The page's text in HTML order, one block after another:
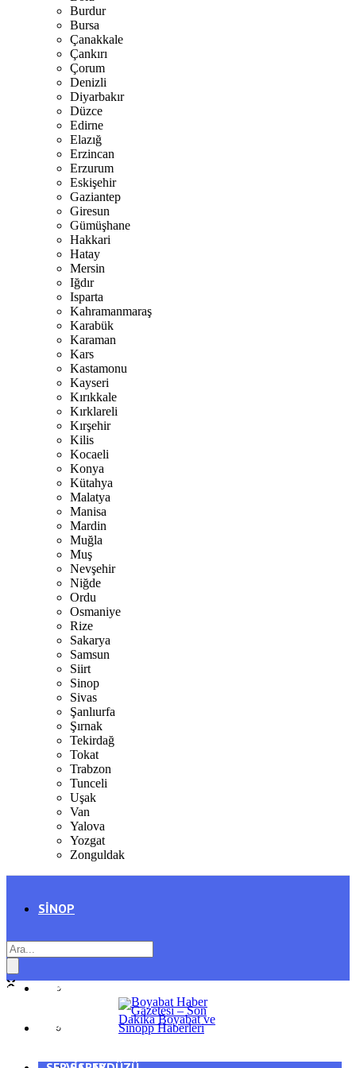
Burdur
Bursa
Çanakkale
Çankırı
Çorum
Denizli
Diyarbakır
Düzce
Edirne
Elazığ
Erzincan
Erzurum
Eskişehir
Gaziantep
Giresun
Gümüşhane
Hakkari
Hatay
Mersin
Iğdır
Isparta
Kahramanmaraş
Karabük
Karaman
Kars
Kastamonu
Kayseri
Kırıkkale
Kırklareli
Kırşehir
Kilis
Kocaeli
Konya
Kütahya
Malatya
Manisa
Mardin
Muğla
Muş
Nevşehir
Niğde
Ordu
Osmaniye
Rize
Sakarya
Samsun
Siirt
Sinop
Sivas
Şanlıurfa
Şırnak
Tekirdağ
Tokat
Trabzon
Tunceli
Uşak
Van
Yalova
Yozgat
Zonguldak
SINOP
AYANCIK
GENEL
SPOR